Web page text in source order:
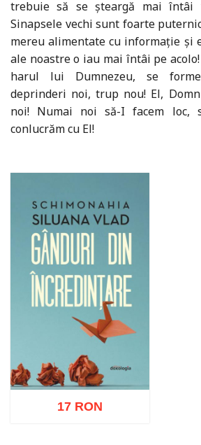
trebuie să se șteargă mai întâi
Sinapsele vechi sunt foarte
mereu alimentate cu informație și
ale noastre o iau mai întâi pe
harul lui Dumnezeu, se
deprinderi noi, trup nou! El,
noi! Numai noi să-I facem loc,
conlucrăm cu El!
17 RON